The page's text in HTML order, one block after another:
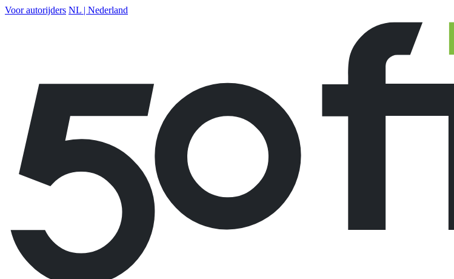
Voor autorijders NL | Nederland